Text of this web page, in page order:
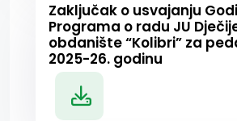
Zaključak o usvajanju
Programa o radu JU
obdanište “Kolibri” za
2025-26. godinu